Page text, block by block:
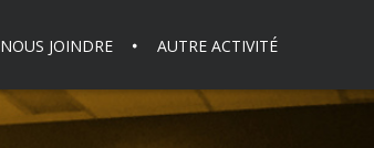
NOUS JOINDRE AUTRE ACTIVITÉ